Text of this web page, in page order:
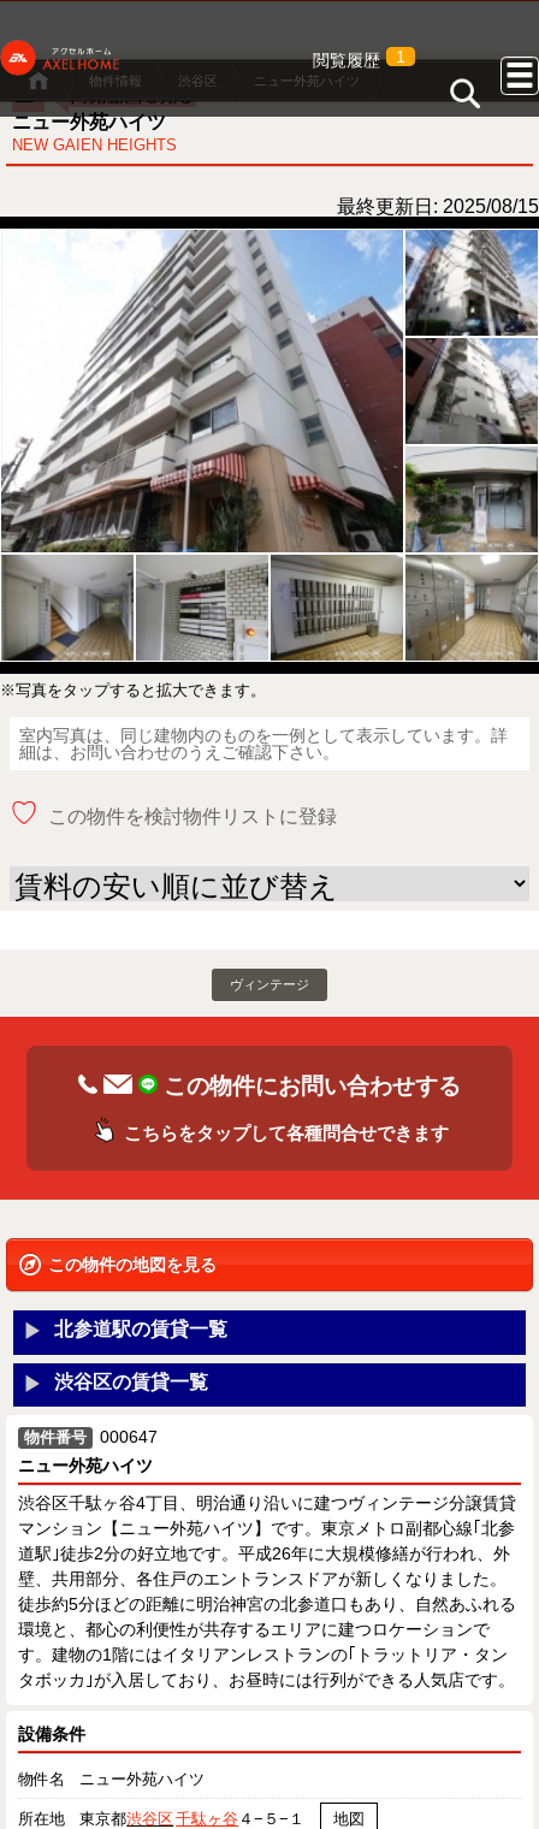
閲覧履歴 1
物件情報 渋谷区 ニュー外苑ハイツ
ニュー外苑ハイツ
NEW GAIEN HEIGHTS
最終更新日: 2025/08/15
※写真をタップすると拡大できます。
室内写真は、同じ建物内のものを一例として表示しています。詳
細は、お問い合わせのうえご確認下さい。
♡ この物件を検討物件リストに登録
ヴィンテージ
この物件にお問い合わせする
こちらをタップして各種問合せできます
この物件の地図を見る
北参道駅の賃貸一覧
渋谷区の賃貸一覧
物件番号
000647
ニュー外苑ハイツ
渋谷区千駄ヶ谷4丁目、明治通り沿いに建つヴィンテージ分譲賃貸
マンション【ニュー外苑ハイツ】です。東京メトロ副都心線｢北参
道駅｣徒歩2分の好立地です。平成26年に大規模修繕が行われ、外
壁、共用部分、各住戸のエントランスドアが新しくなりました。
徒歩約5分ほどの距離に明治神宮の北参道口もあり、自然あふれる
環境と、都心の利便性が共存するエリアに建つロケーションで
す。建物の1階にはイタリアンレストランの｢トラットリア・タン
タボッカ｣が入居しており、お昼時には行列ができる人気店です。
設備条件
物件名 ニュー外苑ハイツ
所在地 東京都渋谷区千駄ヶ谷 ４−５−１ 地図